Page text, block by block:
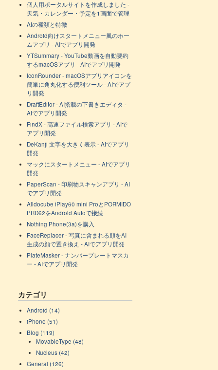
個人用ポータルサイトを作成しました -
天気・カレンダー・予定を1画面で管理
AIの種類と特徴
Android向けスタートメニュー風のホー
ムアプリ - AIでアプリ開発
YTSummary - YouTube動画を自動要約
するmacOSアプリ - AIでアプリ開発
IconRounder - macOSアプリアイコンを
簡単に角丸化する便利ツール - AIでアプ
リ開発
DraftEditor - AI搭載の下書きエディタ -
AIでアプリ開発
FindX - 高速ファイル検索アプリ - AIで
アプリ開発
DeKanji 文字を大きく表示 - AIでアプリ
開発
マックにスタートメニュー - AIでアプリ
開発
PaperScan - 印刷物スキャンアプリ - AI
でアプリ開発
Alldocube iPlay60 mini ProとPORMIDO
PRD62をAndroid Autoで接続
Nothing Phone(3a)を購入
FaceReplacer - 写真に含まれる顔をAI
生成の顔で置き換え - AIでアプリ開発
PlateMasker - ナンバープレートマスカ
ー - AIでアプリ開発
カテゴリ
Android (14)
iPhone (51)
Blog (119)
MovableType (48)
Nucleus (42)
General (126)